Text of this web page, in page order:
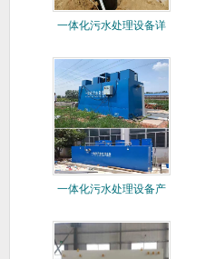
一体化污水处理设备详
一体化污水处理设备产